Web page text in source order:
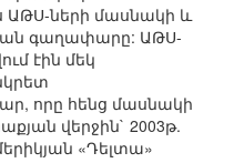
ԱԹՍ-ների մասնակի և
գաղափարը: ԱԹՍ-
էին մեկ
որը հենց մասնակի
վերջին` 2003թ.
«Դելտա»